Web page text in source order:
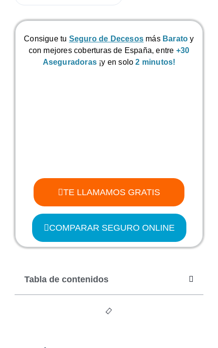
Consigue tu Seguro de Decesos más Barato y
con mejores coberturas de España, entre +30
Aseguradoras ¡y en solo2 minutos!
TE LLAMAMOS GRATIS
COMPARAR SEGURO ONLINE
Tabla de contenidos